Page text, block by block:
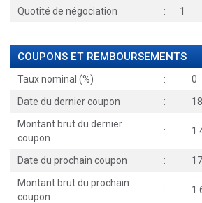
Quotité de négociation
: 1
COUPONS ET REMBOURSEMENTS
Taux nominal (%) :
0
Date du dernier coupon
:
Montant brut du dernier
coupon
: 1
Date du prochain coupon :
Montant brut du prochain
coupon
: 1